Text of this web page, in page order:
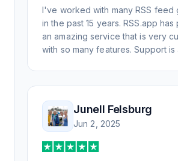
/ widget generator service.
I've worked with many RSS feed
in the past 15 years. RSS.app
an amazing service that is very
with so many features. Support is
professionally. Highly
RSS feed needs. Our trucking
website couldn't work without it.
Junell Felsburg
Jun 2, 2025